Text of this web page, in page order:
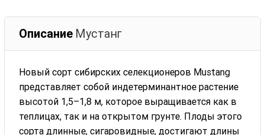
Описание Мустанг
Новый сорт сибирских селекционеров Mustang
представляет собой индетерминантное растение
высотой 1,5–1,8 м, которое выращивается как в
теплицах, так и на открытом грунте. Плоды этого
сорта длинные, сигаровидные, достигают длины